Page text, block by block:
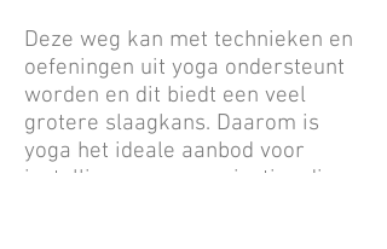
Deze weg kan met technieken en
oefeningen uit yoga ondersteunt
worden en dit biedt een veel
grotere slaagkans. Daarom is
yoga het ideale aanbod voor
instellingen en organisaties die